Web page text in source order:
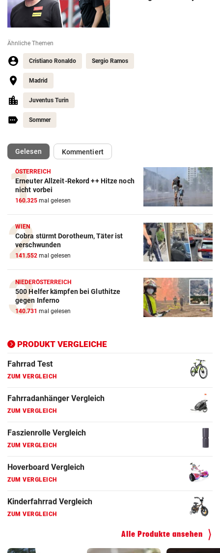
Ähnliche Themen
Cristiano Ronaldo Sergio Ramos
Madrid
Juventus Turin
Sommer
Gelesen(ausgewählt)Kommentiert
ÖSTERREICH
Erneuter Allzeit-Rekord ++ Hitze noch
nicht vorbei
160.325 mal gelesen
WIEN
Cobra stürmt Dorotheum, Täter ist
verschwunden
141.552 mal gelesen
NIEDERÖSTERREICH
500 Helfer kämpfen bei Gluthitze
gegen Inferno
140.731 mal gelesen
PRODUKT VERGLEICHE
Action-Cam Vergleich
ZUM VERGLEICH
Crosstrainer Vergleich
ZUM VERGLEICH
E-Bike Vergleich
ZUM VERGLEICH
Elektro-Scooter Vergleich
ZUM VERGLEICH
ZUM VERGLEICH
Fahrrad Test
ZUM VERGLEICH
Fahrradanhänger Vergleich
ZUM VERGLEICH
Faszienrolle Vergleich
ZUM VERGLEICH
Hoverboard Vergleich
ZUM VERGLEICH
Kinderfahrrad Vergleich
ZUM VERGLEICH
Alle Produkte ansehen